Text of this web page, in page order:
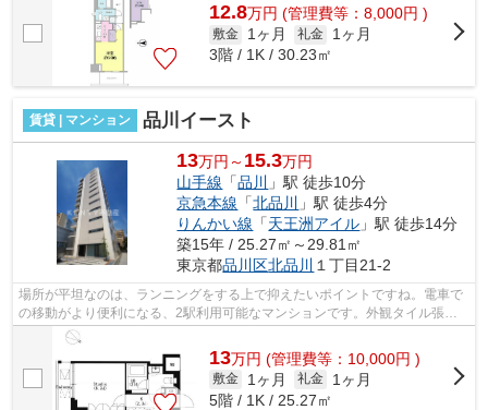
12.8万円 (管理費等：8,000円 )
敷金 1ヶ月 礼金
1ヶ月
3階 / 1K / 30.23㎡
賃貸 | マンション 品川イースト
13万円～ 15.3万円
山手線 「品川
」駅 徒歩10分
京急本線 「北品川
」駅 徒歩4分
りんかい線 「天王洲アイル 」駅 徒歩14分
築15年 / 25.27㎡～29.81㎡
東京都品川区北品川 １丁目21-2
場所が平坦なのは、ランニングをする上で抑えたいポイントですね。電車で
の移動がより便利になる、2駅利用可能なマンションです。外観タイル張り
は、手入れを考えれば決して高価ではあ...
13万円 (管理費等：10,000円 )
敷金 1ヶ月 礼金
1ヶ月
5階 / 1K / 25.27㎡